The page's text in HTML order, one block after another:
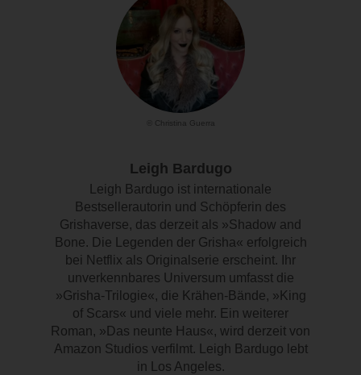
© Christina Guerra
Leigh Bardugo
Leigh Bardugo ist internationale
Bestsellerautorin und Schöpferin des
Grishaverse, das derzeit als »Shadow and
Bone. Die Legenden der Grisha« erfolgreich
bei Netflix als Originalserie erscheint. Ihr
unverkennbares Universum umfasst die
»Grisha-Trilogie«, die Krähen-Bände, »King
of Scars« und viele mehr. Ein weiterer
Roman, »Das neunte Haus«, wird derzeit von
Amazon Studios verfilmt. Leigh Bardugo lebt
in Los Angeles.